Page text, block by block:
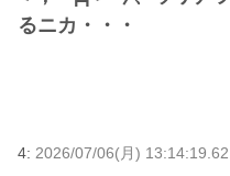
るニカ・・・
4: 2026/07/06(月)